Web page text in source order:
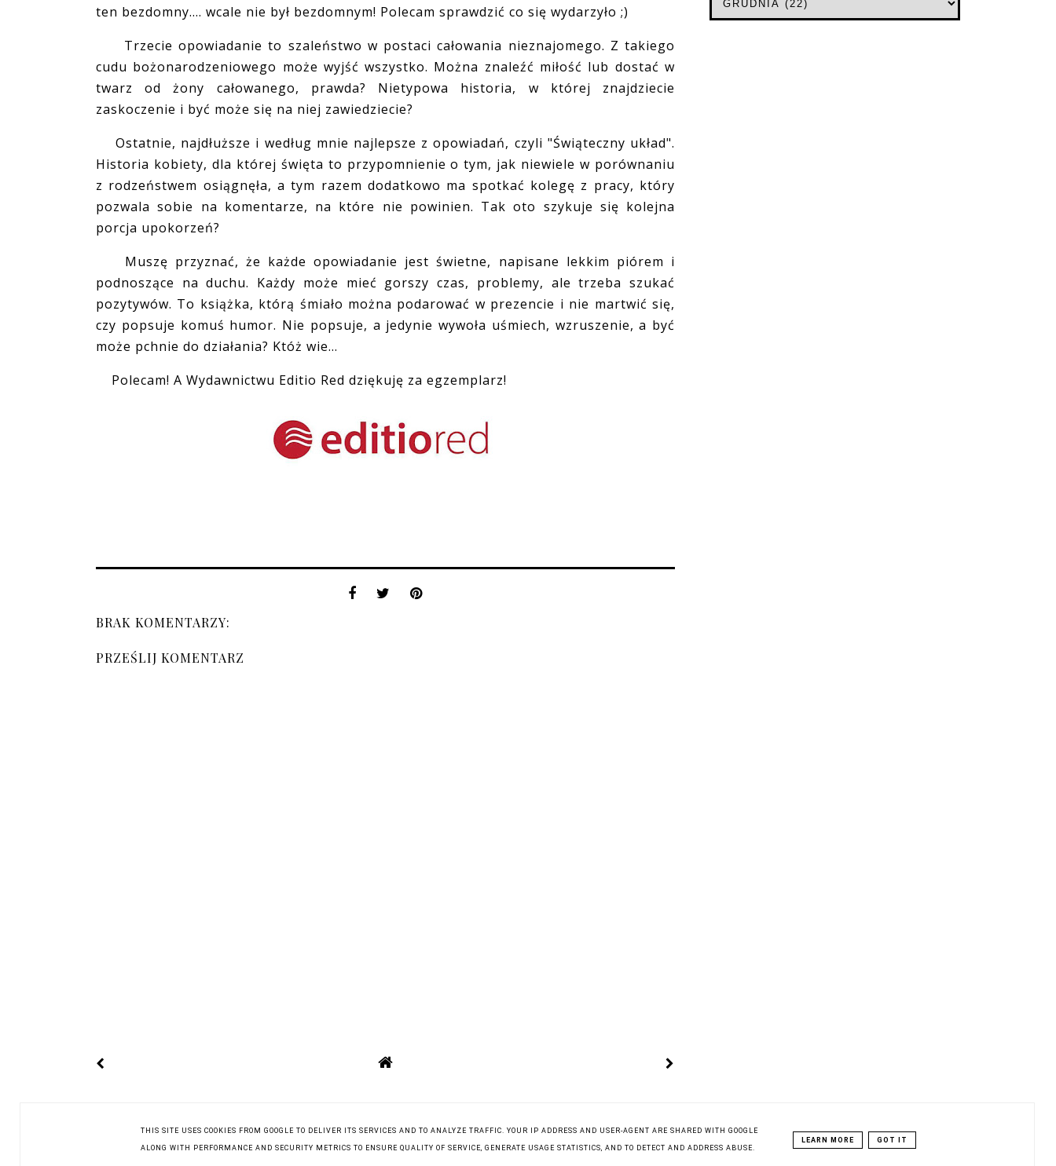
ten bezdomny.... wcale nie był bezdomnym! Polecam sprawdzić co się wydarzyło ;)
Trzecie opowiadanie to szaleństwo w postaci całowania nieznajomego. Z takiego
cudu bożonarodzeniowego może wyjść wszystko. Można znaleźć miłość lub dostać w
twarz od żony całowanego, prawda? Nietypowa historia, w której znajdziecie
zaskoczenie i być może się na niej zawiedziecie?
Ostatnie, najdłuższe i według mnie najlepsze z opowiadań, czyli "Świąteczny układ".
Historia kobiety, dla której święta to przypomnienie o tym, jak niewiele w porównaniu
z rodzeństwem osiągnęła, a tym razem dodatkowo ma spotkać kolegę z pracy, który
pozwala sobie na komentarze, na które nie powinien. Tak oto szykuje się kolejna
porcja upokorzeń?
Muszę przyznać, że każde opowiadanie jest świetne, napisane lekkim piórem i
podnoszące na duchu. Każdy może mieć gorszy czas, problemy, ale trzeba szukać
pozytywów. To książka, którą śmiało można podarować w prezencie i nie martwić się,
czy popsuje komuś humor. Nie popsuje, a jedynie wywoła uśmiech, wzruszenie, a być
może pchnie do działania? Któż wie...
Polecam! A Wydawnictwu Editio Red dziękuję za egzemplarz!
BRAK KOMENTARZY:
PRZEŚLIJ KOMENTARZ
THIS SITE USES COOKIES FROM GOOGLE TO DELIVER ITS SERVICES AND TO ANALYZE TRAFFIC. YOUR IP ADDRESS AND USER-AGENT ARE SHARED WITH GOOGLE
ALONG WITH PERFORMANCE AND SECURITY METRICS TO ENSURE QUALITY OF SERVICE, GENERATE USAGE STATISTICS, AND TO DETECT AND ADDRESS ABUSE.
LEARN MORE GOT IT